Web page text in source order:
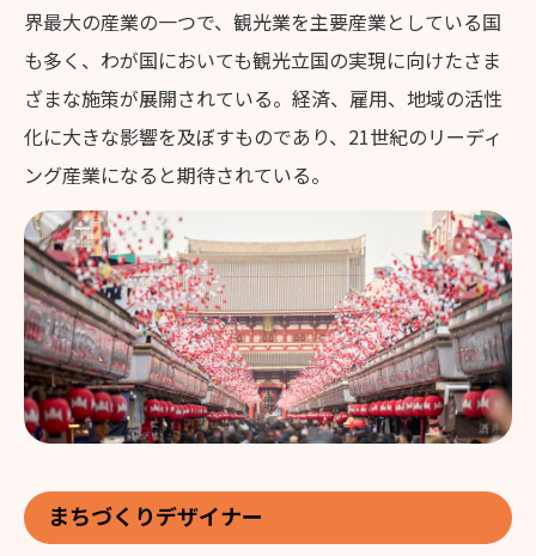
界最大の産業の一つで、観光業を主要産業としている国
も多く、わが国においても観光立国の実現に向けたさま
ざまな施策が展開されている。経済、雇用、地域の活性
化に大きな影響を及ぼすものであり、21世紀のリーディ
ング産業になると期待されている。
まちづくりデザイナー